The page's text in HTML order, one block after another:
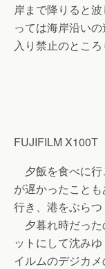
岸まで降りると
っては海岸沿い
入り禁止のところ
FUJIFILM X100T
夕飯を食べに行
が遅かったこと
行き、港をぶらつ
夕暮れ時だった
ットにして沈み
イルムのデジカ